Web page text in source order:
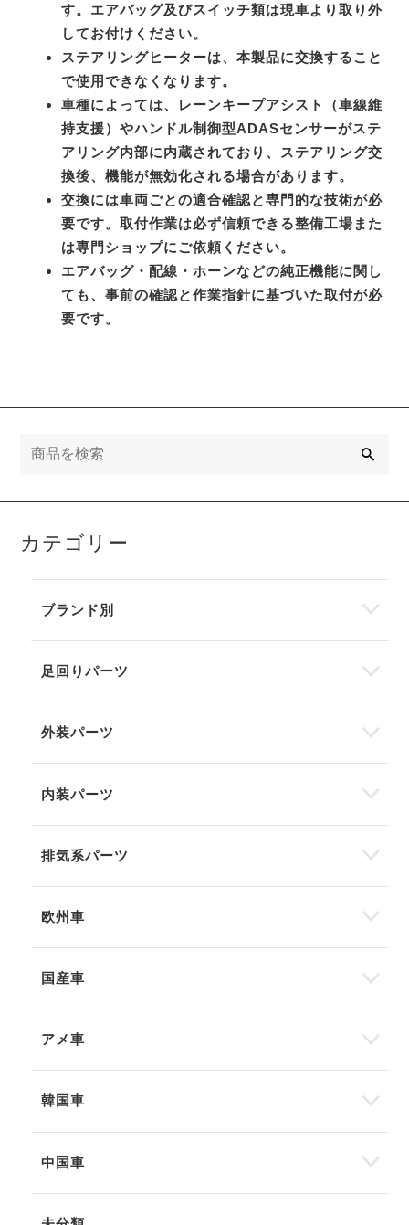
す。エアバッグ及びスイッチ類は現車より取り外
してお付けください。
ステアリングヒーターは、本製品に交換すること
で使用できなくなります。
車種によっては、レーンキープアシスト（車線維
持支援）やハンドル制御型ADASセンサーがステ
アリング内部に内蔵されており、ステアリング交
換後、機能が無効化される場合があります。
交換には車両ごとの適合確認と専門的な技術が必
要です。取付作業は必ず信頼できる整備工場また
は専門ショップにご依頼ください。
エアバッグ・配線・ホーンなどの純正機能に関し
ても、事前の確認と作業指針に基づいた取付が必
要です。
カテゴリー
ブランド別
足回りパーツ
外装パーツ
内装パーツ
排気系パーツ
欧州車
国産車
アメ車
韓国車
中国車